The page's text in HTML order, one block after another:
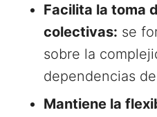
Facilita la toma
colectivas: se
sobre la
dependencias
Mantiene la